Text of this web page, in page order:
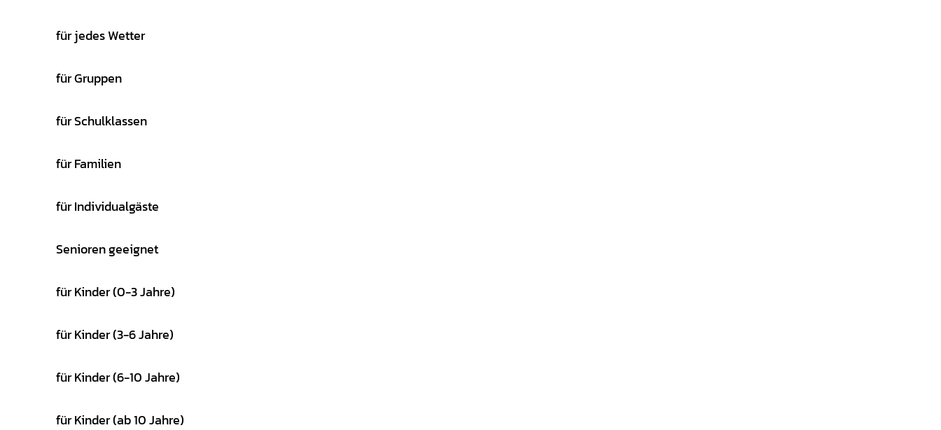
für jedes Wetter
für Gruppen
für Schulklassen
für Familien
für Individualgäste
Senioren geeignet
für Kinder (0-3 Jahre)
für Kinder (3-6 Jahre)
für Kinder (6-10 Jahre)
für Kinder (ab 10 Jahre)